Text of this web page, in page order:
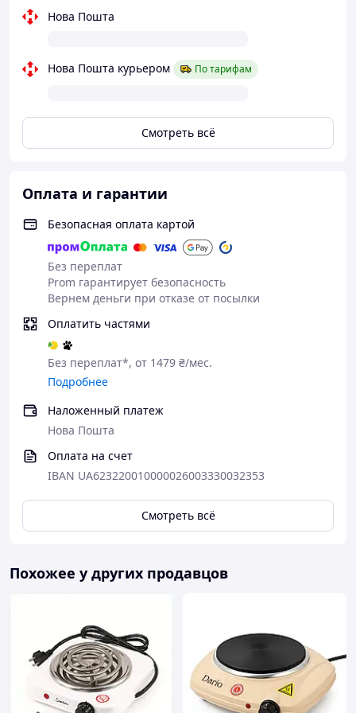
Нова Пошта
Нова Пошта курьером По тарифам
Смотреть всё
Оплата и гарантии
Безопасная оплата картой
Без переплат
Prom гарантирует безопасность
Вернем деньги при отказе от посылки
Оплатить частями
Без переплат*, от 1479 ₴/мес.
Подробнее
Наложенный платеж
Нова Пошта
Оплата на счет
IBAN UA623220010000026003330032353
Смотреть всё
Похожее у других продавцов